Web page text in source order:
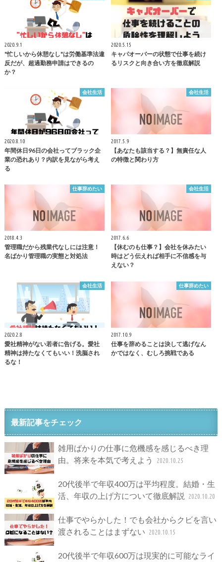
2020.9.1
"忙しいから休憩なし"は労働基準法違
反だが、超過勤務申請はできるの
か？
2020.5.15
キャパオーバーの状態で仕事を続け
るリスクと向き合い方を徹底解説
会社生活
2020.8.10
年間休日96日の会社ってブラック企
業の恐れあり？内訳を見ながら考え
る
会社生活
2017.5.9
【あなたも該当する？】無責任な人
の特徴と関わり方
仕事辞めたい
2018.4.3
管理職だから残業代なしには注意！
名ばかり管理職の実態と対処法
会社生活
2017.6.6
【休むのも仕事？】会社を休みたい
時はどう伝えれば相手に不信感を与
えない？
会社生活
2020.2.8
愛社精神がない若者に告げる。愛社
精神は持たなくてもいい！洗脳され
るな！
仕事辞めたい
2017.10.9
仕事を辞めることは決して逃げなん
かではなく、むしろ挑戦である
最新記事をチェック
雑用ばかりの仕事に危機感を感じるべき理
由。将来を本気で考えよう
2020.10.25
20代後半で年収400万は平均程度。結婚・生
活、年収の上げ方について徹底解説
2020.10.20
仕事でやらかした！でも会社からクビを言い
渡されることはまずない 2020.10.15
20代後半で年収600万は現実的に可能なライ